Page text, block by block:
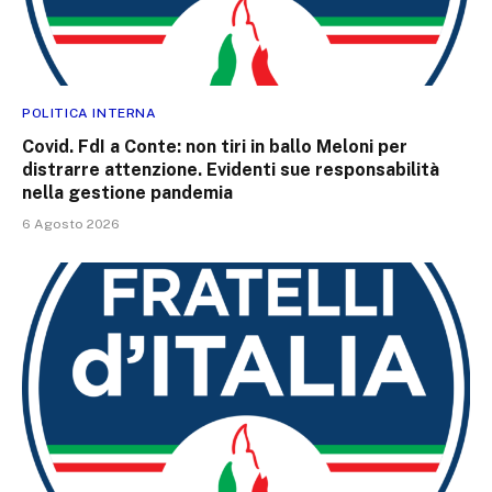
POLITICA INTERNA
Covid. FdI a Conte: non tiri in ballo Meloni per
distrarre attenzione. Evidenti sue responsabilità
nella gestione pandemia
6 Agosto 2026